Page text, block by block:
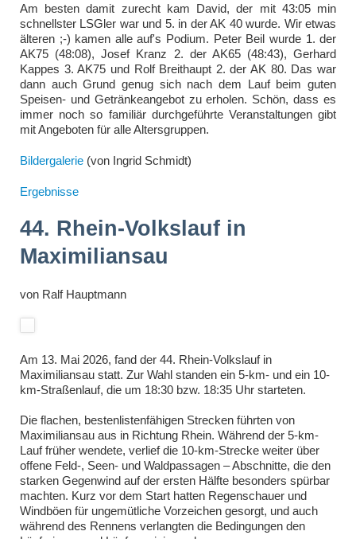
Am besten damit zurecht kam David, der mit 43:05 min
schnellster LSGler war und 5. in der AK 40 wurde. Wir etwas
älteren ;-) kamen alle auf's Podium. Peter Beil wurde 1. der
AK75 (48:08), Josef Kranz 2. der AK65 (48:43), Gerhard
Kappes 3. AK75 und Rolf Breithaupt 2. der AK 80. Das war
dann auch Grund genug sich nach dem Lauf beim guten
Speisen- und Getränkeangebot zu erholen. Schön, dass es
immer noch so familiär durchgeführte Veranstaltungen gibt
mit Angeboten für alle Altersgruppen.
Bildergalerie(von Ingrid Schmidt)
Ergebnisse
44. Rhein-Volkslauf in
Maximiliansau
von Ralf Hauptmann
Am 13. Mai 2026, fand der 44. Rhein-Volkslauf in
Maximiliansau statt. Zur Wahl standen ein 5-km- und ein 10-
km-Straßenlauf, die um 18:30 bzw. 18:35 Uhr starteten.
Die flachen, bestenlistenfähigen Strecken führten von
Maximiliansau aus in Richtung Rhein. Während der 5-km-
Lauf früher wendete, verlief die 10-km-Strecke weiter über
offene Feld-, Seen- und Waldpassagen – Abschnitte, die den
starken Gegenwind auf der ersten Hälfte besonders spürbar
machten. Kurz vor dem Start hatten Regenschauer und
Windböen für ungemütliche Vorzeichen gesorgt, und auch
während des Rennens verlangten die Bedingungen den